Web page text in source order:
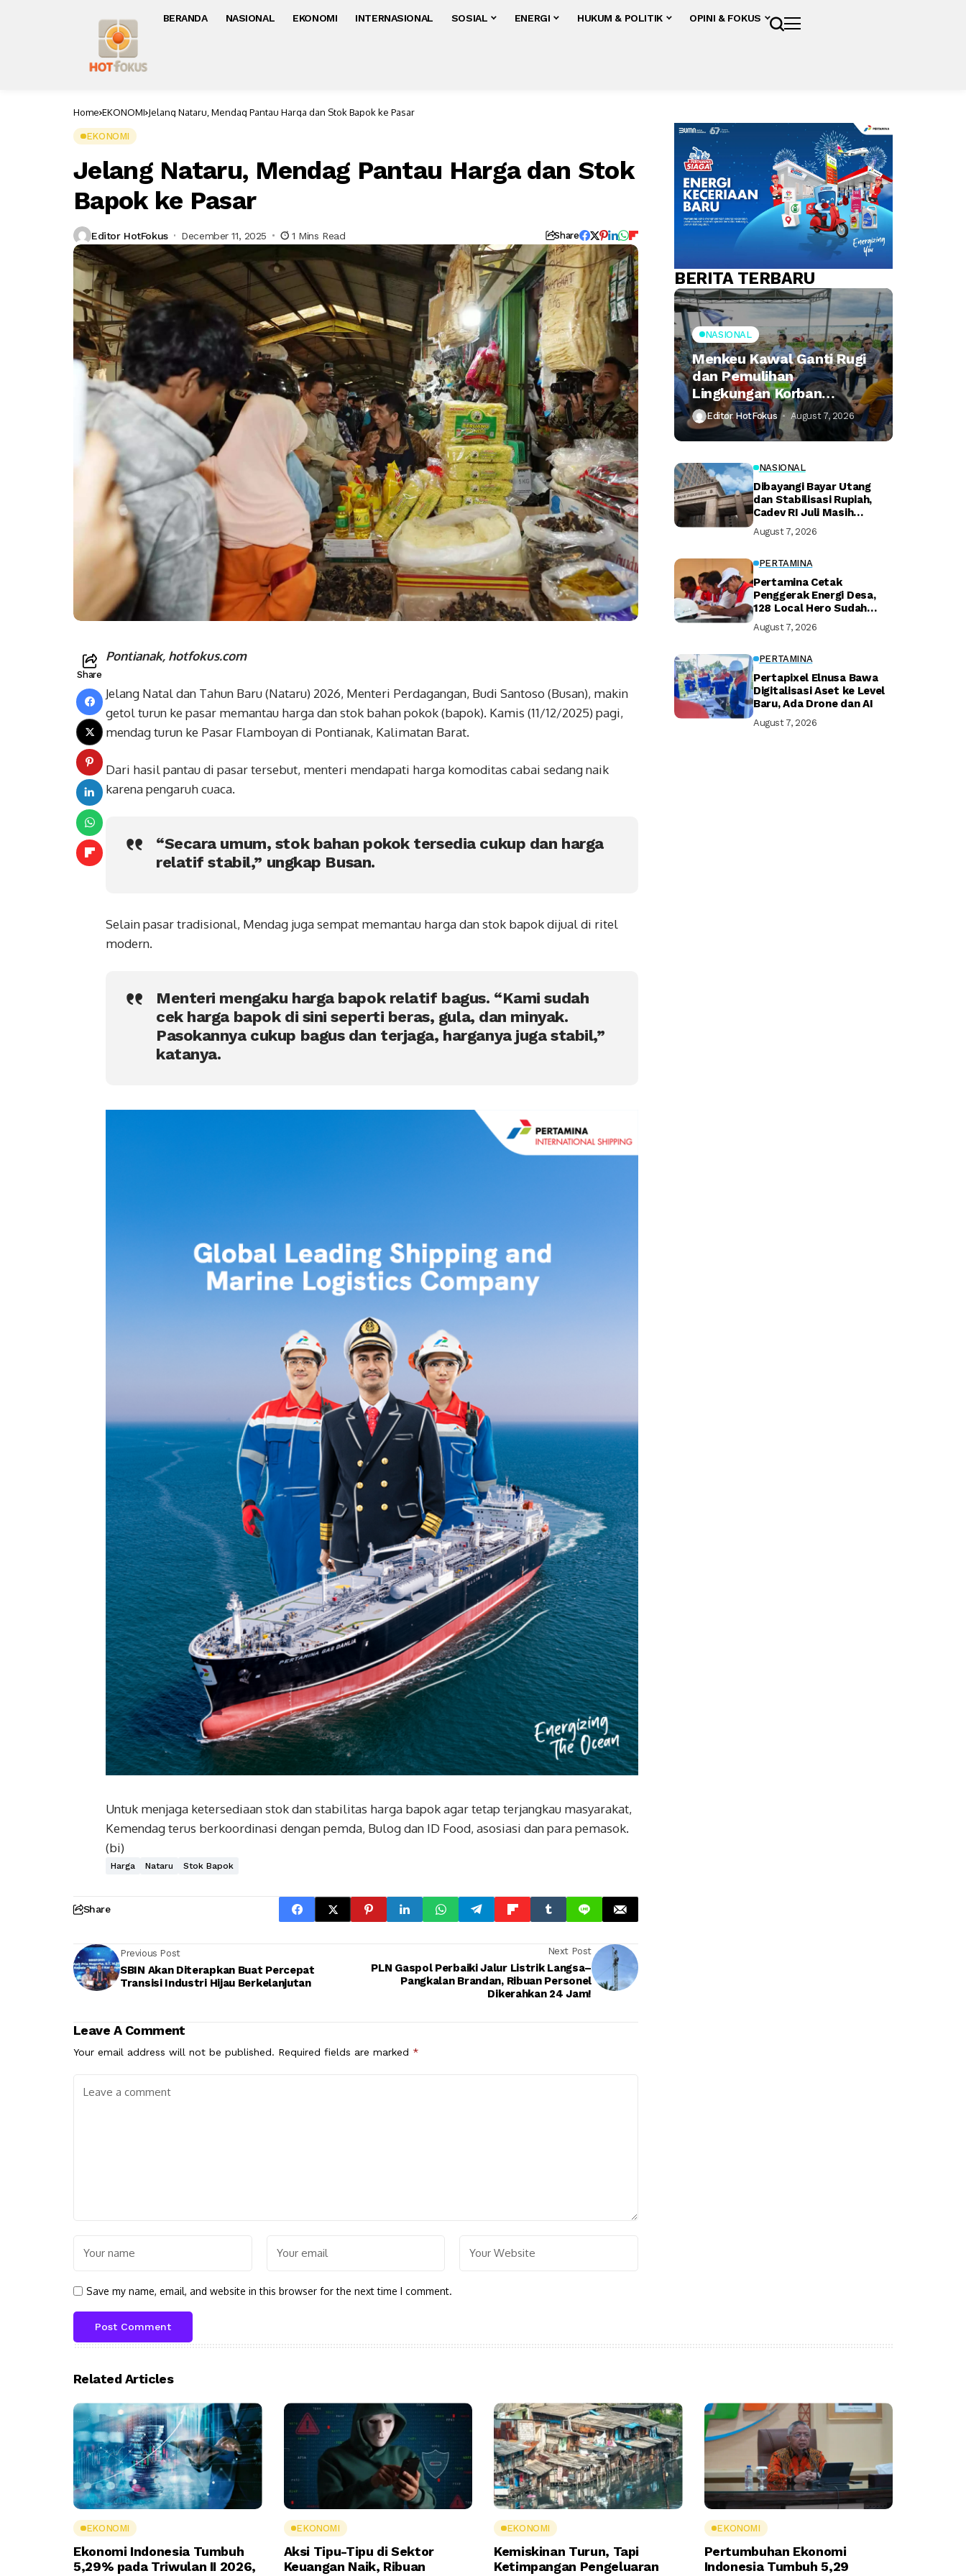
BERANDA NASIONAL EKONOMI INTERNASIONAL SOSIAL ENERGI HUKUM & POLITIK OPINI & FOKUS
Home EKONOMI Jelang Nataru, Mendag Pantau Harga dan Stok Bapok ke Pasar
EKONOMI
Jelang Nataru, Mendag Pantau Harga dan Stok
Bapok ke Pasar
Editor HotFokus December 11, 2025 1 Mins Read Share
Share
Pontianak, hotfokus.com
Jelang Natal dan Tahun Baru (Nataru) 2026, Menteri Perdagangan, Budi Santoso (Busan), makin
getol turun ke pasar memantau harga dan stok bahan pokok (bapok). Kamis (11/12/2025) pagi,
mendag turun ke Pasar Flamboyan di Pontianak, Kalimatan Barat.
Dari hasil pantau di pasar tersebut, menteri mendapati harga komoditas cabai sedang naik
karena pengaruh cuaca.
“Secara umum, stok bahan pokok tersedia cukup dan harga
relatif stabil,” ungkap Busan.
Selain pasar tradisional, Mendag juga sempat memantau harga dan stok bapok dijual di ritel
modern.
Menteri mengaku harga bapok relatif bagus. “Kami sudah
cek harga bapok di sini seperti beras, gula, dan minyak.
Pasokannya cukup bagus dan terjaga, harganya juga stabil,”
katanya.
Untuk menjaga ketersediaan stok dan stabilitas harga bapok agar tetap terjangkau masyarakat,
Kemendag terus berkoordinasi dengan pemda, Bulog dan ID Food, asosiasi dan para pemasok.
(bi)
Harga Nataru Stok Bapok
Share
Previous Post
SBIN Akan Diterapkan Buat Percepat
Transisi Industri Hijau Berkelanjutan
Next Post
PLN Gaspol Perbaiki Jalur Listrik Langsa–
Pangkalan Brandan, Ribuan Personel
Dikerahkan 24 Jam!
Leave A Comment
Your email address will not be published. Required fields are marked *
Save my name, email, and website in this browser for the next time I comment.
BERITA TERBARU
NASIONAL
Menkeu Kawal Ganti Rugi
dan Pemulihan
Lingkungan Korban
Tumpahan Minyak
Montara
Editor HotFokus August 7, 2026
NASIONAL
Dibayangi Bayar Utang
dan Stabilisasi Rupiah,
Cadev RI Juli Masih
August 7, 2026
PERTAMINA
Pertamina Cetak
Penggerak Energi Desa,
128 Local Hero Sudah
August 7, 2026
PERTAMINA
Pertapixel Elnusa Bawa
Digitalisasi Aset ke Level
Baru, Ada Drone dan AI
August 7, 2026
Related Articles
EKONOMI
Ekonomi Indonesia Tumbuh
5,29% pada Triwulan II 2026,
EKONOMI
Aksi Tipu-Tipu di Sektor
Keuangan Naik, Ribuan
EKONOMI
Kemiskinan Turun, Tapi
Ketimpangan Pengeluaran
EKONOMI
Pertumbuhan Ekonomi
Indonesia Tumbuh 5,29